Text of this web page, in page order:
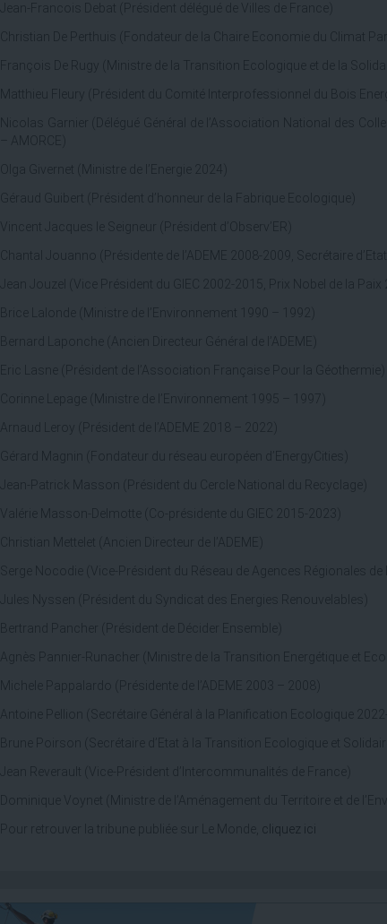
Jean-Francois Debat (Président délégué de Villes de France)
Christian De Perthuis (Fondateur de la Chaire Economie du Climat
François De Rugy (Ministre de la Transition Ecologique et de la
Matthieu Fleury (Président du Comité Interprofessionnel du Bois
Nicolas Garnier (Délégué Général de l’Association National des
– AMORCE)
Olga Givernet (Ministre de l’Energie 2024)
Géraud Guibert (Président d’honneur de la Fabrique Ecologique)
Vincent Jacques le Seigneur (Président d’Observ’ER)
Chantal Jouanno (Présidente de l’ADEME 2008-2009, Secrétaire
Jean Jouzel (Vice Président du GIEC 2002-2015, Prix Nobel de la Paix
Brice Lalonde (Ministre de l’Environnement 1990 – 1992)
Bernard Laponche (Ancien Directeur Général de l’ADEME)
Eric Lasne (Président de l’Association Française Pour la Géothermie)
Corinne Lepage (Ministre de l’Environnement 1995 – 1997)
Arnaud Leroy (Président de l’ADEME 2018 – 2022)
Gérard Magnin (Fondateur du réseau européen d’EnergyCities)
Jean-Patrick Masson (Président du Cercle National du Recyclage)
Valérie Masson-Delmotte (Co-présidente du GIEC 2015-2023)
Christian Mettelet (Ancien Directeur de l’ADEME)
Serge Nocodie (Vice-Président du Réseau de Agences Régionales de
Jules Nyssen (Président du Syndicat des Energies Renouvelables)
Bertrand Pancher (Président de Décider Ensemble)
Agnès Pannier-Runacher (Ministre de la Transition Energétique et
Michele Pappalardo (Présidente de l’ADEME 2003 – 2008)
Antoine Pellion (Secrétaire Général à la Planification Ecologique 2022-
Brune Poirson (Secrétaire d’Etat à la Transition Ecologique et
Jean Reverault (Vice-Président d’Intercommunalités de France)
Dominique Voynet (Ministre de l’Aménagement du Territoire et de
Pour retrouver la tribune publiée sur Le Monde, cliquez ici